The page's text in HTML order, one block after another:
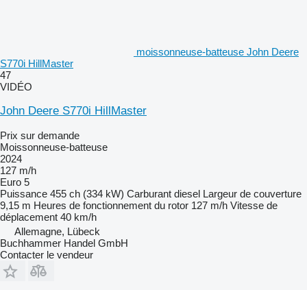
moissonneuse-batteuse John Deere
S770i HillMaster
47
VIDÉO
John Deere S770i HillMaster
Prix sur demande
Moissonneuse-batteuse
2024
127 m/h
Euro 5
Puissance 455 ch (334 kW) Carburant diesel Largeur de couverture
9,15 m Heures de fonctionnement du rotor 127 m/h Vitesse de
déplacement 40 km/h
Allemagne, Lübeck
Buchhammer Handel GmbH
Contacter le vendeur